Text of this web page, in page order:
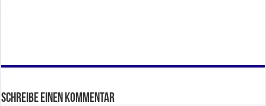
Schreibe einen Kommentar